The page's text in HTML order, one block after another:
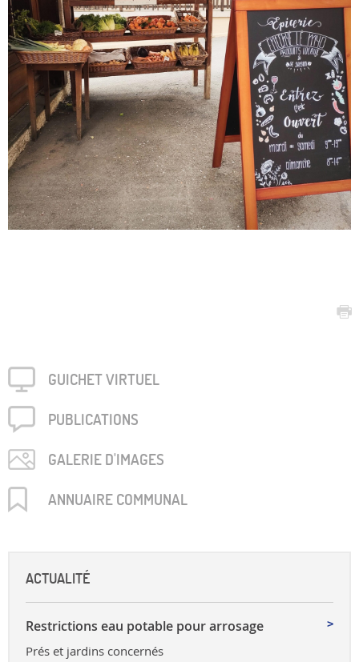
GUICHET VIRTUEL
PUBLICA­TIONS
GALERIE D'IMAGES
ANNUAIRE COMMUNAL
ACTUALITÉ
Restrictions eau potable pour arrosage
Prés et jardins concernés